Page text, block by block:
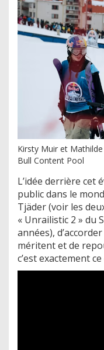
Kirsty Muir et
Bull Content Pool
L’idée derrière cet
public dans le
Tjäder (voir les
« Unrailistic 2 » du
années),
méritent et de
c’est exactement